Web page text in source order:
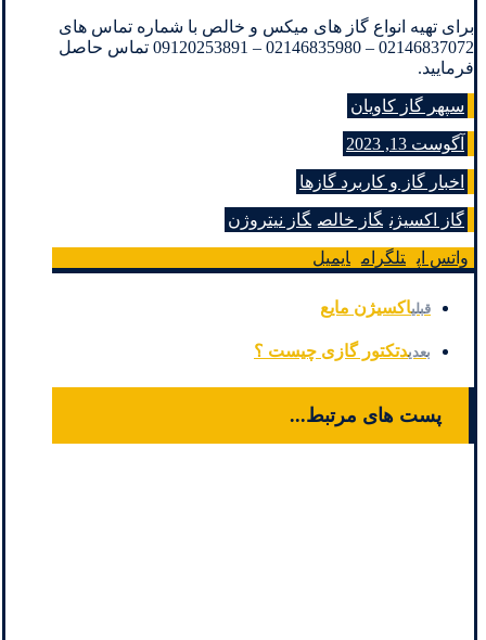
برای تهیه انواع گاز های میکس و خالص با شماره تماس های
02146837072 – 02146835980 – 09120253891 تماس حاصل
فرمایید.
سپهر گاز کاویان
آگوست 13, 2023
اخبار گاز و کاربرد گازها
گاز اکسیژن گاز خالص گاز نیتروژن
واتس اپ تلگرام ایمیل
قبلیاکسیژن مایع
بعدیدتکتور گازی چیست ؟
پست های مرتبط...